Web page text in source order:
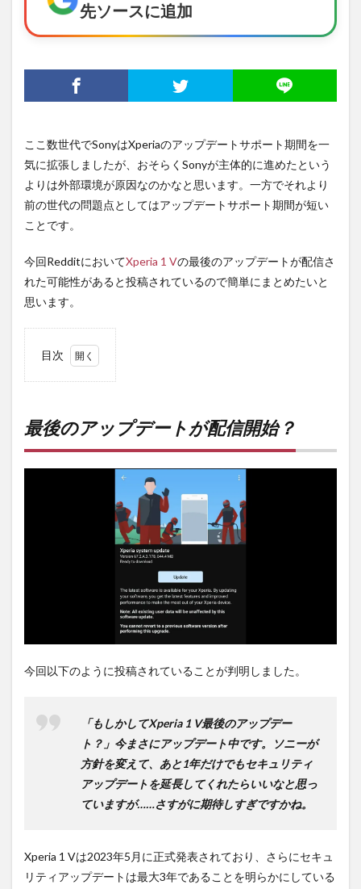
先ソースに追加
ここ数世代でSonyはXperiaのアップデートサポート期間を一
気に拡張しましたが、おそらくSonyが主体的に進めたという
よりは外部環境が原因なのかなと思います。一方でそれより
前の世代の問題点としてはアップデートサポート期間が短い
ことです。
今回RedditにおいてXperia 1 Vの最後のアップデートが配信さ
れた可能性があると投稿されているので簡単にまとめたいと
思います。
目次
ップ
デー
トが
ョッ
プが
め！
最後のアップデートが配信開始？
今回以下のように投稿されていることが判明しました。
「もしかしてXperia 1 V最後のアップデー
ト？」今まさにアップデート中です。ソニーが
方針を変えて、あと1年だけでもセキュリティ
アップデートを延長してくれたらいいなと思っ
ていますが……さすがに期待しすぎですかね。
Xperia 1 Vは2023年5月に正式発表されており、さらにセキュ
リティアップデートは最大3年であることを明らかにしている